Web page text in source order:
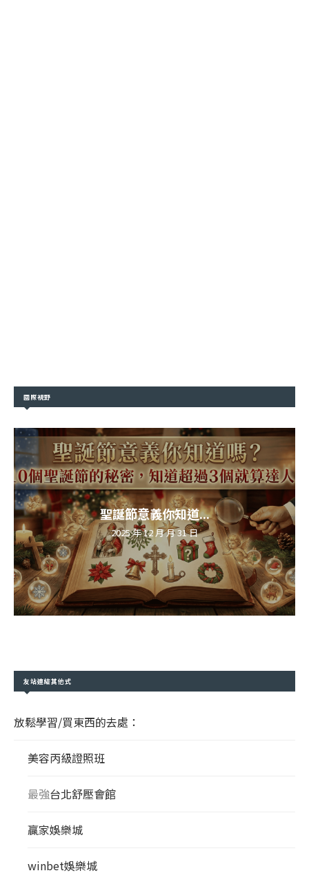
國際視野
聖誕節意義你知道...
2025 年 12 月 月 31 日
友站連結其他式
放鬆學習/買東西的去處：
美容丙級證照班
最強台北舒壓會館
贏家娛樂城
winbet娛樂城